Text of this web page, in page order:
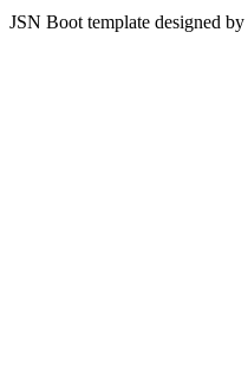
JSN Boot template designed by